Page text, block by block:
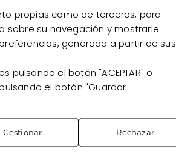
propias como de terceros, para
sobre su navegación y mostrarle
generada a partir de sus
pulsando el botón "ACEPTAR" o
el botón "Guardar
Gestionar Rechazar